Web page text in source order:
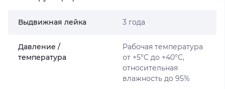
Выдвижная лейка 3 года
Давление /
температура
Рабочая температура
от +5°C до +40°C,
относительная
влажность до 95%